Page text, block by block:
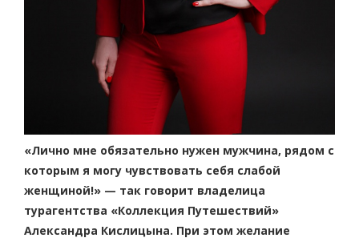
«Лично мне обязательно нужен мужчина, рядом с
которым я могу чувствовать себя слабой
женщиной!» — так говорит владелица
турагентства «Коллекция Путешествий»
Александра Кислицына. При этом желание